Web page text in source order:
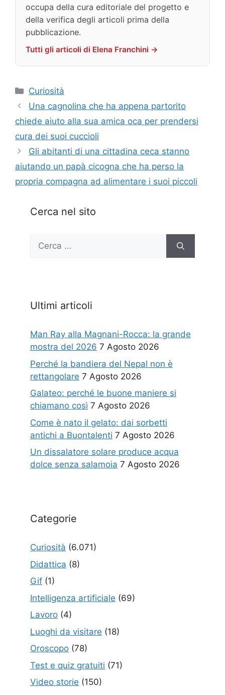
occupa della cura editoriale del progetto e
della verifica degli articoli prima della
pubblicazione.
Tutti gli articoli di Elena Franchini →
Categorie
Curiosità
Una cagnolina che ha appena partorito
chiede aiuto alla sua amica oca per prendersi
cura dei suoi cuccioli
Gli abitanti di una cittadina ceca stanno
aiutando un papà cicogna che ha perso la
propria compagna ad alimentare i suoi piccoli
Cerca nel sito
Ricerca
Ultimi articoli
Man Ray alla Magnani-Rocca: la grande
mostra del 2026 7 Agosto 2026
Perché la bandiera del Nepal non è
rettangolare 7 Agosto 2026
Galateo: perché le buone maniere si
chiamano così 7 Agosto 2026
Come è nato il gelato: dai sorbetti
antichi a Buontalenti 7 Agosto 2026
Un dissalatore solare produce acqua
dolce senza salamoia 7 Agosto 2026
Categorie
Curiosità (6.071)
Didattica (8)
Gif (1)
Intelligenza artificiale (69)
Lavoro (4)
Luoghi da visitare (18)
Oroscopo (78)
Test e quiz gratuiti (71)
Video storie (150)